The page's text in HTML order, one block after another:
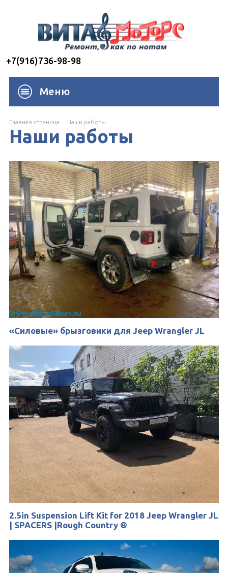
+7(916)736-98-98
Меню
Главная страница Наши работы
Наши работы
«Силовые» брызговики для Jeep Wrangler JL
2.5in Suspension Lift Kit for 2018 Jeep Wrangler JL
| SPACERS |Rough Country ®